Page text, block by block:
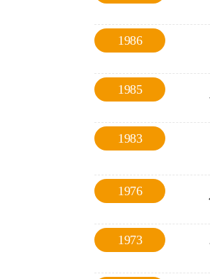
1986
1985
1983
1976
1973